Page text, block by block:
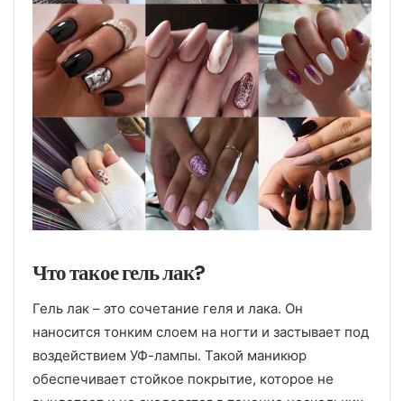
Что такое гель лак?
Гель лак – это сочетание геля и лака. Он
наносится тонким слоем на ногти и застывает под
воздействием УФ-лампы. Такой маникюр
обеспечивает стойкое покрытие, которое не